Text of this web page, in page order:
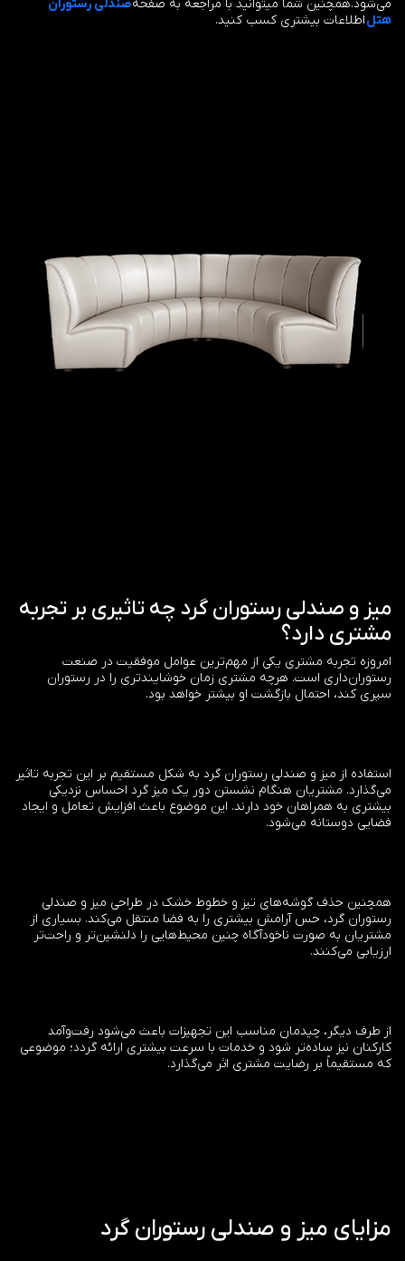
می‌شود.همچنین شما میتوانید با مراجعه به صفحهصندلی رستوران
هتلاطلاعات بیشتری کسب کنید.
میز و صندلی رستوران گرد چه تاثیری بر تجربه
مشتری دارد؟
امروزه تجربه مشتری یکی از مهم‌ترین عوامل موفقیت در صنعت
رستوران‌داری است. هرچه مشتری زمان خوشایندتری را در رستوران
سپری کند، احتمال بازگشت او بیشتر خواهد بود.
استفاده از میز و صندلی رستوران گرد به شکل مستقیم بر این تجربه تاثیر
می‌گذارد. مشتریان هنگام نشستن دور یک میز گرد احساس نزدیکی
بیشتری به همراهان خود دارند. این موضوع باعث افزایش تعامل و ایجاد
فضایی دوستانه می‌شود.
همچنین حذف گوشه‌های تیز و خطوط خشک در طراحی میز و صندلی
رستوران گرد، حس آرامش بیشتری را به فضا منتقل می‌کند. بسیاری از
مشتریان به صورت ناخودآگاه چنین محیط‌هایی را دلنشین‌تر و راحت‌تر
ارزیابی می‌کنند.
از طرف دیگر، چیدمان مناسب این تجهیزات باعث می‌شود رفت‌وآمد
کارکنان نیز ساده‌تر شود و خدمات با سرعت بیشتری ارائه گردد؛ موضوعی
که مستقیماً بر رضایت مشتری اثر می‌گذارد.
مزایای میز و صندلی رستوران گرد